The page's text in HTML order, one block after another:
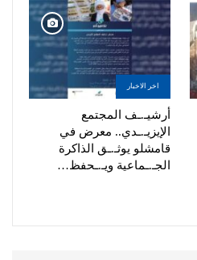
اخر الاخبار
أرشيـ.ـف المجتمع
الإيزيـ.ـدي.. معرض في
قامشلو يوثـ.ـق الذاكرة
الجـ.ـماعية ويـ.ـحفظ…